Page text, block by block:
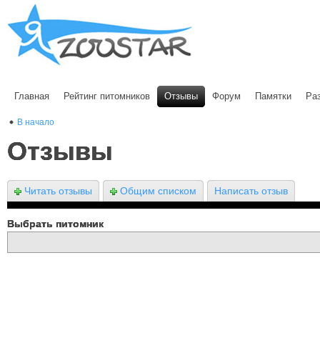
Главная Рейтинг питомников Отзывы Форум Памятки
В начало
Отзывы
Читать отзывы Общим списком Написать отзыв
Выбрать питомник